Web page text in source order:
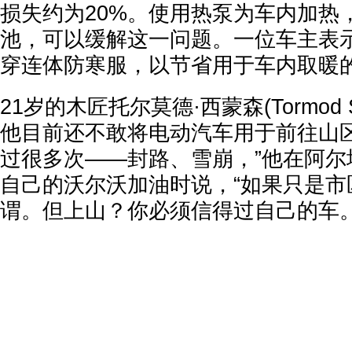
损失约为20%。使用热泵为车内加热
池，可以缓解这一问题。一位车主表
穿连体防寒服，以节省用于车内取暖
21岁的木匠托尔莫德·西蒙森
他目前还不敢将电动汽车用于前往山
过很多次——封路、雪崩，”他在阿尔
自己的沃尔沃加油时说，“如果只是
谓。但上山？你必须信得过自己的车